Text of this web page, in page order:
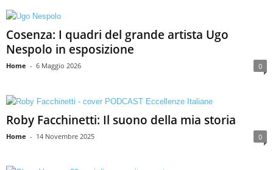
Cosenza: I quadri del grande artista Ugo
Nespolo in esposizione
Home - 6 Maggio 2026 0
Roby Facchinetti: Il suono della mia storia
Home - 14 Novembre 2025 0